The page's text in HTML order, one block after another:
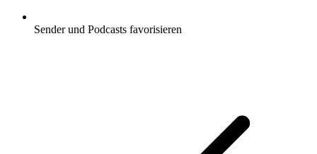
Sender und Podcasts favorisieren